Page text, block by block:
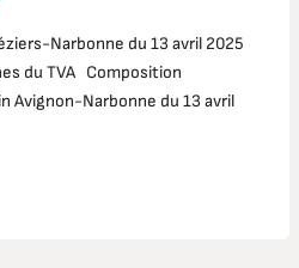
Narbonne du 13 avril 2025
du TVA Composition
Avignon-Narbonne du 13 avril